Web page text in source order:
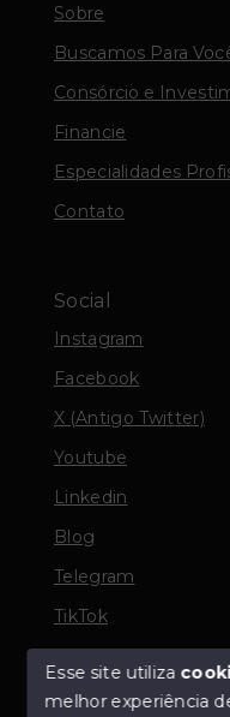
Sobre
Buscamos Para
Consórcio e
Financie
Especialidades
Contato
Social
Instagram
Facebook
X (Antigo Twitter)
Youtube
Linkedin
Blog
Telegram
TikTok
Esse site utiliza
melhor experiência